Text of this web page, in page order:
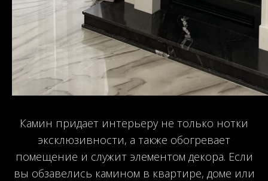
Камин придает интерьеру не только нотки
эксклюзивности, а также обогревает
помещение и служит элементом декора. Если
вы обзавелись камином в квартире, доме или